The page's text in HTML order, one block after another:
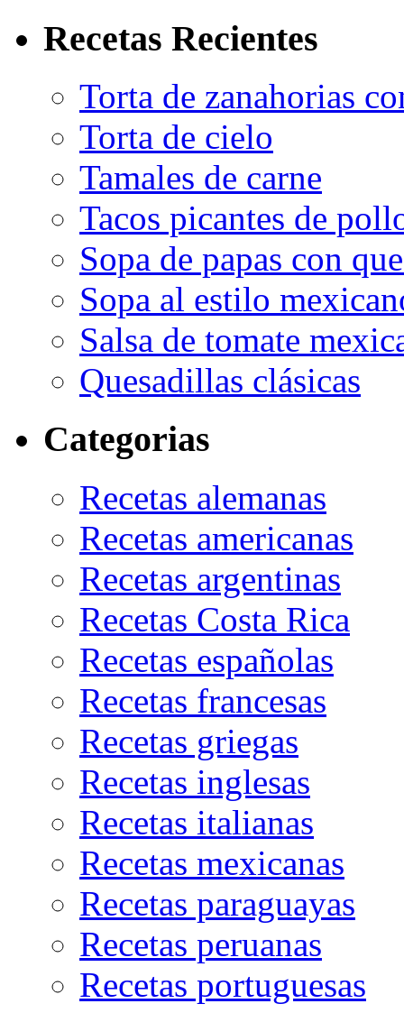
Recetas Recientes
Torta de zanahorias
Torta de cielo
Tamales de carne
Tacos picantes de
Sopa de papas con
Sopa al estilo
Salsa de tomate
Quesadillas clásicas
Categorias
Recetas alemanas
Recetas americanas
Recetas argentinas
Recetas Costa Rica
Recetas españolas
Recetas francesas
Recetas griegas
Recetas inglesas
Recetas italianas
Recetas mexicanas
Recetas paraguayas
Recetas peruanas
Recetas portuguesas